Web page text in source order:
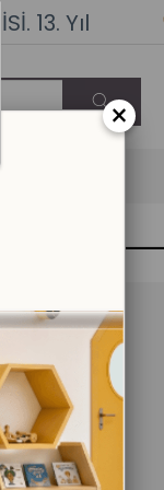
13. Yıl
Satanlar
×